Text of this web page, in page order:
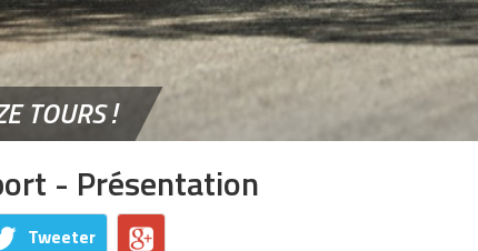
TOURS !
- Présentation
Tweeter